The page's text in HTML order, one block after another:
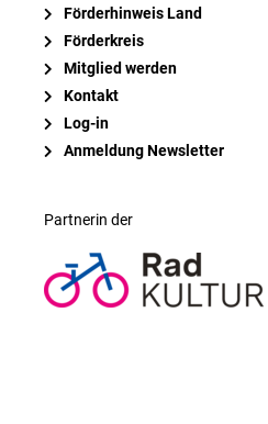
Förderhinweis Land
Förderkreis
Mitglied werden
Kontakt
Log-in
Anmeldung Newsletter
Partnerin der